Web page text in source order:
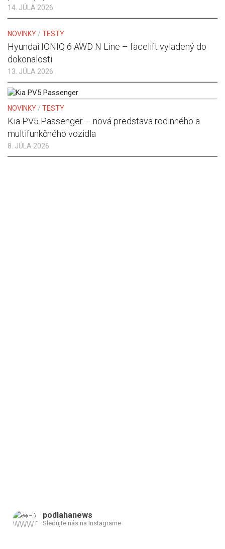
14. JÚLA 2026
NOVINKY / TESTY
Hyundai IONIQ 6 AWD N Line – facelift vyladený do
dokonalosti
13. JÚLA 2026
NOVINKY / TESTY
Kia PV5 Passenger – nová predstava rodinného a
multifunkčného vozidla
8. JÚLA 2026
podlahanews
Sledujte nás na Instagrame